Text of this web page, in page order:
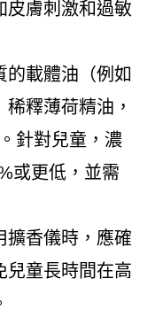
皮膚刺激和過敏
的載體油（例如
釋薄荷精油，
針對兒童，濃
或更低，並需
擴香儀時，應確
兒童長時間在高